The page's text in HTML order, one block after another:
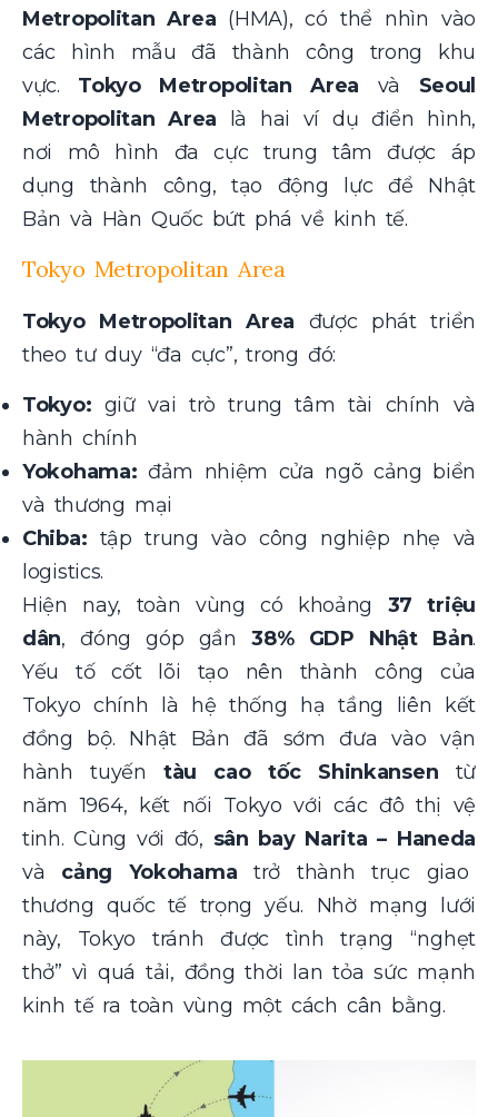
Metropolitan Area (HMA), có thể nhìn vào
các hình mẫu đã thành công trong khu
vực. Tokyo Metropolitan Area và Seoul
Metropolitan Area là hai ví dụ điển hình,
nơi mô hình đa cực trung tâm được áp
dụng thành công, tạo động lực để Nhật
Bản và Hàn Quốc bứt phá về kinh tế.
Tokyo Metropolitan Area
Tokyo Metropolitan Area được phát triển
theo tư duy “đa cực”, trong đó:
Tokyo: giữ vai trò trung tâm tài chính và
hành chính
Yokohama: đảm nhiệm cửa ngõ cảng biển
và thương mại
Chiba: tập trung vào công nghiệp nhẹ và
logistics.
Hiện nay, toàn vùng có khoảng 37 triệu
dân, đóng góp gần38% GDP Nhật Bản.
Yếu tố cốt lõi tạo nên thành công của
Tokyo chính là hệ thống hạ tầng liên kết
đồng bộ. Nhật Bản đã sớm đưa vào vận
hành tuyến tàu cao tốc Shinkansen từ
năm 1964, kết nối Tokyo với các đô thị vệ
tinh. Cùng với đó, sân bay Narita – Haneda
và cảng Yokohama trở thành trục giao
thương quốc tế trọng yếu. Nhờ mạng lưới
này, Tokyo tránh được tình trạng “nghẹt
thở” vì quá tải, đồng thời lan tỏa sức mạnh
kinh tế ra toàn vùng một cách cân bằng.